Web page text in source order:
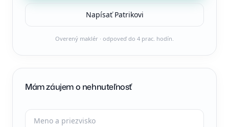
Napísať Patrikovi
Overený maklér · odpoveď do 4 prac. hodín.
Mám záujem o nehnuteľnosť